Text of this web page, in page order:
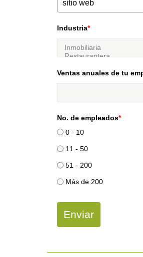
Industria*
Ventas anuales de tu
No. de empleados*
0 - 10
11 - 50
51 - 200
Más de 200
Enviar